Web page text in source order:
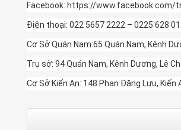
Facebook: https://
Điện thoại: 022 5657 2222 – 0225 628
Cơ Sở Quán Nam:65 Quán Nam, Kênh
Trụ sở: 94 Quán Nam, Kênh Dương, Lê
Cơ Sở Kiến An: 148 Phan Đăng Lưu,